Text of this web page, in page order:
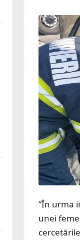
”În urma
unei